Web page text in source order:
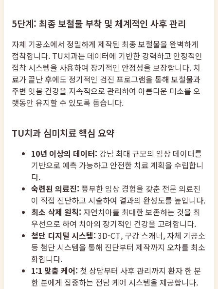
5단계: 최종 보철물 부착 및 체계적인 사후 관리
자체 기공소에서 정밀하게 제작된 최종 보철물을 완벽하게
접착합니다. TU치과는 데이터에 기반한 강력하고 안정적인
접착 시스템을 사용하여 장기적인 안정성을 보장합니다. 치
료가 끝난 후에도 정기적인 검진 프로그램을 통해 보철물과
주변 잇몸 건강을 지속적으로 관리하여 아름다운 미소를 오
랫동안 유지할 수 있도록 돕습니다.
TU치과 심미치료 핵심 요약
10년 이상의 데이터: 강남 최대 규모의 임상 데이터를
기반으로 예측 가능하고 안전한 치료 계획을 수립합니
다.
숙련된 의료진: 풍부한 임상 경험을 갖춘 전문 의료진
이 직접 진단하고 시술하여 결과의 완성도를 높입니다.
최소 삭제 원칙: 자연치아를 최대한 보존하는 것을 최
우선으로 하여 치아의 장기적인 건강을 고려합니다.
첨단 디지털 시스템: 3D-CT, 구강 스캐너, 자체 기공소
등 첨단 시스템을 통해 진단부터 제작까지 오차를 최소
화합니다.
1:1 맞춤 케어: 첫 상담부터 사후 관리까지 환자 한 분
한 분에게 집중하는 전담 케어 시스템을 제공합니다.